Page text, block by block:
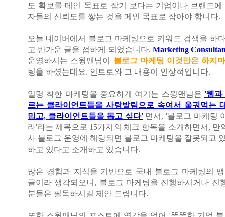
도 확보를 메인 목표로 잡기 보다는 기업이나 브랜드
자들의 신뢰도를 쌓는 것을 메인 목표로 잡아야 합니다.
오늘 네이버에서 블로그 마케팅으로 키워드 검색을 하
고 반가운 글을 접하게 되었습니다. Marketing
운영하시는 스윙맨님이 블로그 마케팅 이것만은 하지
팅을 하셨는데요. 인트로와 그 내용이 인상적입니다.
일명 착한 마케팅을 중요하게 여기는 스윙맨님은 '웹과
르는 클라이언트들을 사탕발림으로 속여서 울궈먹는
밉고, 클라이언트들을 돕고 싶다'면서, '블로그 마케팅
라'라는 제목으로 15가지의 체크 항목을 소개하면서, 만
사 블로그 운영에 해당되면 블로그 마케팅을 잘못되고
하고 있다고 소개하고 있습니다.
많은 경험과 지식을 기반으로 국내 블로그 마케팅의
글이라 생각되오니, 블로그 마케팅을 진행하시거나 진
분들은 필독하시길 제안 드립니다.